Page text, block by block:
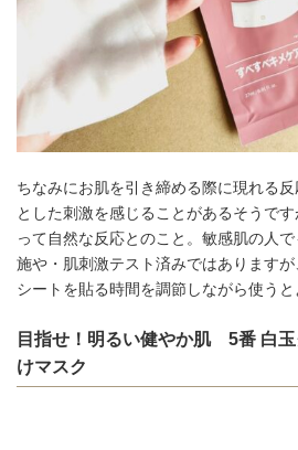
ちなみにお肌を引き締める際に現れる
とした刺激を感じることがあるそうで
って自然な反応とのこと。敏感肌の人
施や・肌刺激テスト済みではありますが
シートを貼る時間を調節しながら使うと
目指せ！明るい健やか肌 5番 白
けマスク